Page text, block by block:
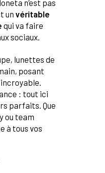
n’est pas
un véritable
qui va faire
sociaux.
lunettes de
posant
: tout ici
parfaits. Que
ou team
à tous vos